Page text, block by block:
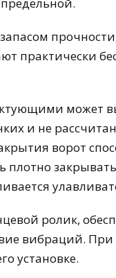
практически
может
и не
ворот
плотно
ролик,
вибраций.
установке.